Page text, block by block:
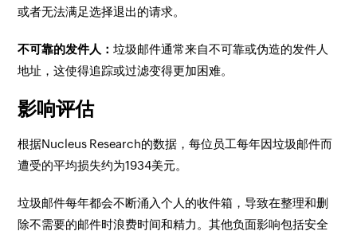
或者无法满足选择退出的请求。
不可靠的发件人：垃圾邮件通常来自不可靠或伪造的发件人
地址，这使得追踪或过滤变得更加困难。
影响评估
根据Nucleus Research的数据，每位员工每年因垃圾邮件而
遭受的平均损失约为1934美元。
垃圾邮件每年都会不断涌入个人的收件箱，导致在整理和删
除不需要的邮件时浪费时间和精力。其他负面影响包括安全